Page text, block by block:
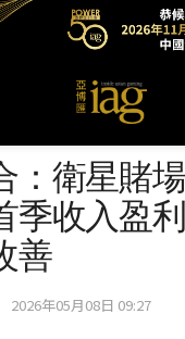
：衛星賭
季收入盈利
善
2026年05月08日 09:27